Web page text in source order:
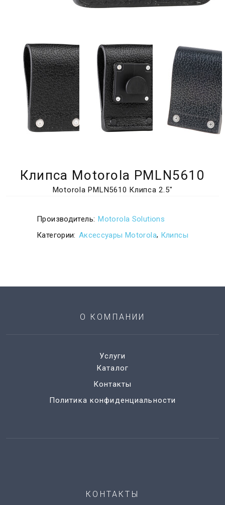
Клипса Motorola PMLN5610
Motorola PMLN5610 Клипса 2.5″
Производитель: Motorola Solutions
Категории: Аксессуары Motorola, Клипсы
О КОМПАНИИ
Услуги
Каталог
Контакты
Политика конфиденциальности
КОНТАКТЫ